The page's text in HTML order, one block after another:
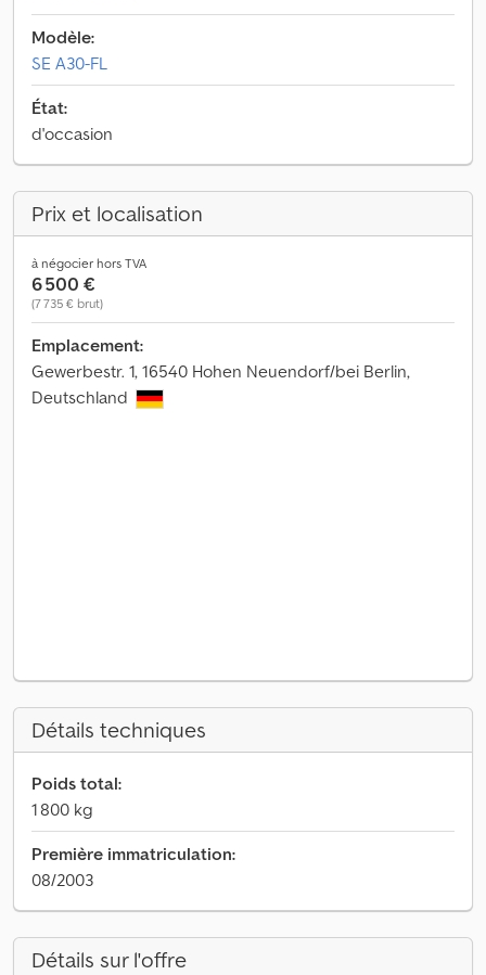
Modèle:
SE A30-FL
État:
d'occasion
Prix et localisation
à négocier hors TVA
6 500 €
(7 735 € brut)
Emplacement:
Gewerbestr. 1, 16540 Hohen Neuendorf/bei Berlin,
Deutschland
Détails techniques
Poids total:
1 800 kg
Première immatriculation:
08/2003
Détails sur l'offre